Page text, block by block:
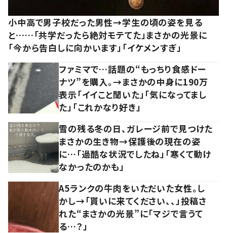
小中高で男子校だった男性→学生の頃の姿を見る
と……「共学だったら絶対モテてた」まさかの光景に
「今から告白しに向かいます」「イケメンすぎ」
ファミマで…話題の“もっちり食感ドー
ナツ”を購入。→まさかの中身に190万
表示「イイこと聞いた」「気になってまし
た」「これかなり好き」
雪の残る冬の日、ガレージ前で見つけた
まさかの生き物→保護後の現在の姿
に…「過酷な状況でしたね」「寒くて動け
なかったのかも」
A5ランクの牛肉をいただいた女性。し
かし→「貰いに来てください、、」投稿さ
れた“まさかの光景”に「マジで言うて
る…？」